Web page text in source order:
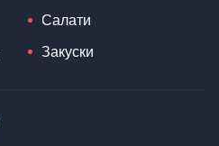
Салати
Закуски